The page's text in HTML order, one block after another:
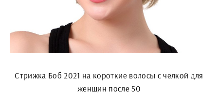
Стрижка Боб 2021 на короткие волосы с челкой для
женщин после 50